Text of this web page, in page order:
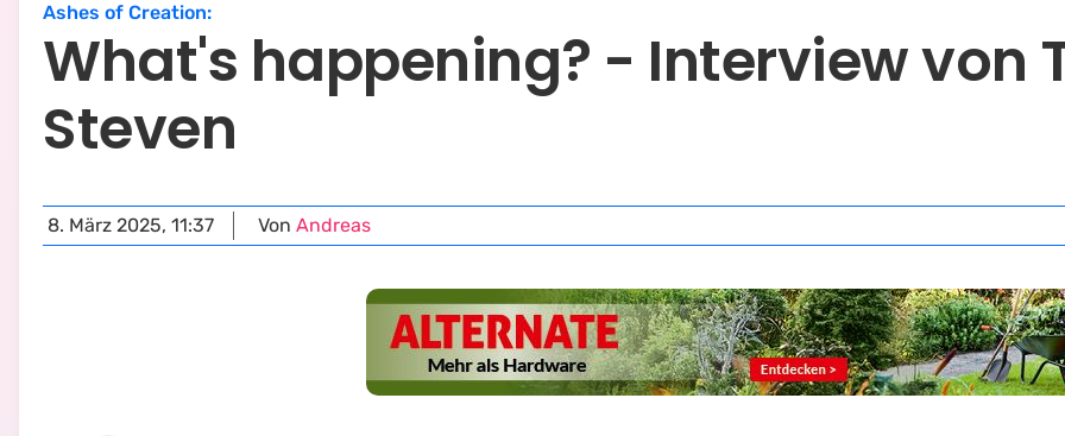
Ashes of Creation:
What's happening? - Interview von
Steven
8. März 2025, 11:37 Von Andreas